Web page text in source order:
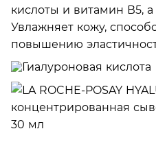
кислоты и витамин В5,
Увлажняет кожу,
повышению